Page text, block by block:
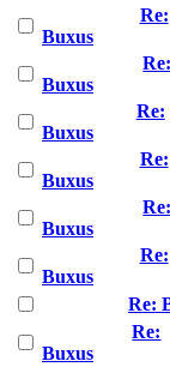
Re:
Buxus
Re:
Buxus
Re:
Buxus
Re:
Buxus
Re:
Buxus
Re:
Buxus
Re:
Re:
Buxus